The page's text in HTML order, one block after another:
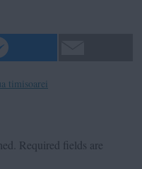
timisoarei
Required fields are